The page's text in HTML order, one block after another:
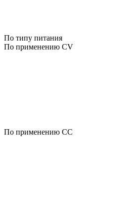
По типу питания
По применению CV
По применению CC